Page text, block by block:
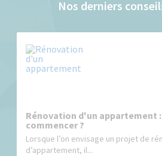
Nos derniers
Rénovation d'un appartement
commencer ?
Lorsque l’on envisage un projet de
d’appartement, il...